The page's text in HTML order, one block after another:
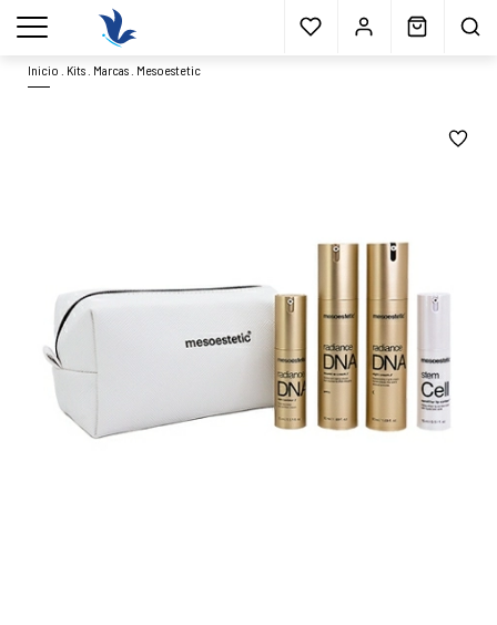
Envío gratisa partir 40€* Muestras gratis Blog
menu
Inicio Kits Marcas Mesoestetic